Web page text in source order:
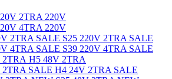
2TRA 220V
4TRA 220V
S25 220V 2TRA SALE
S39 220V 4TRA SALE
H5 48V 2TRA
H4 24V 2TRA SALE